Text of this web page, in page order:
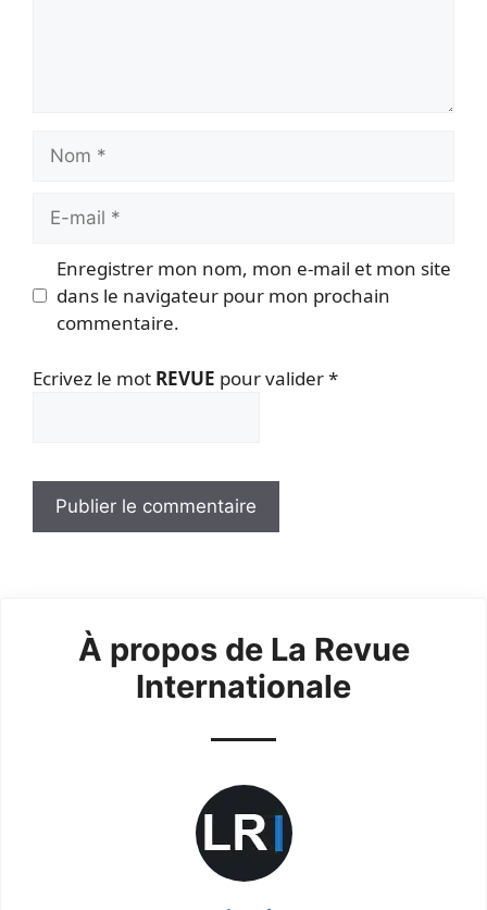
Nom
Enregistrer mon nom, mon e-mail et mon site
dans le navigateur pour mon prochain
commentaire.
Ecrivez le mot REVUE pour valider*
À propos de La Revue
Internationale